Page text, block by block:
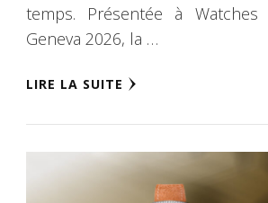
temps. Présentée à Watches
Geneva 2026, la …
LIRE LA SUITE